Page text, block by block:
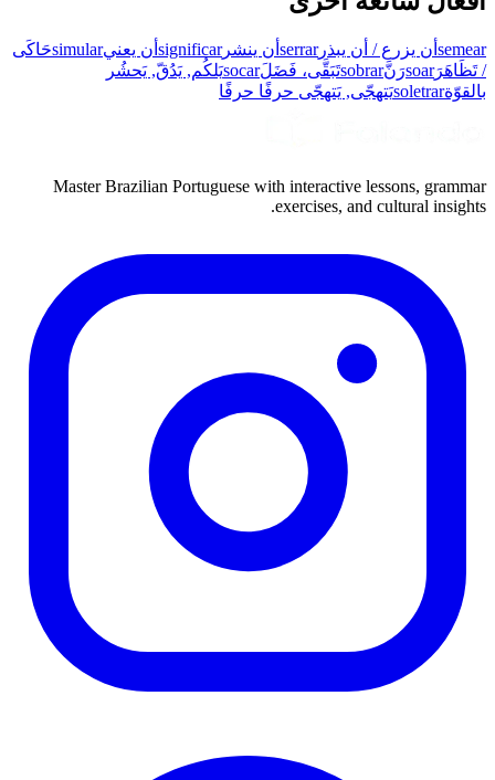
semear أن يزرع / أن يبذرserrar أن ينشرsignificar أن يعنيsimularحَاكَى
/ تَظَاهَرَsoarرَنَّsobrarتَبَقَّى، فَضَلَsocarيَلكُم, يَدُقّ, يَحشُر
بالقوّةsoletrarيَتهجّى, يَتهجّى حرفًا حرفًا
Master Brazilian Portuguese with interactive lessons, grammar
exercises, and cultural insights.